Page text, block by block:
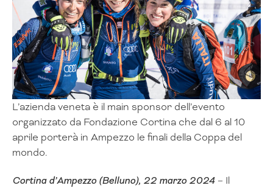
L’azienda veneta è il main sponsor dell’evento
organizzato da Fondazione Cortina che dal 6 al 10
aprile porterà in Ampezzo le finali della Coppa del
mondo.
Cortina d’Ampezzo (Belluno), 22 marzo 2024 – Il